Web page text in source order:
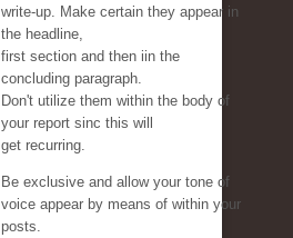
write-up. Make certain they appear in
the headline,
first section and then iin the
concluding paragraph.
Don't utilize them within the body of
your report sinc this will
get recurring.
Be exclusive and allow your tone of
voice appear by means of within your
posts.